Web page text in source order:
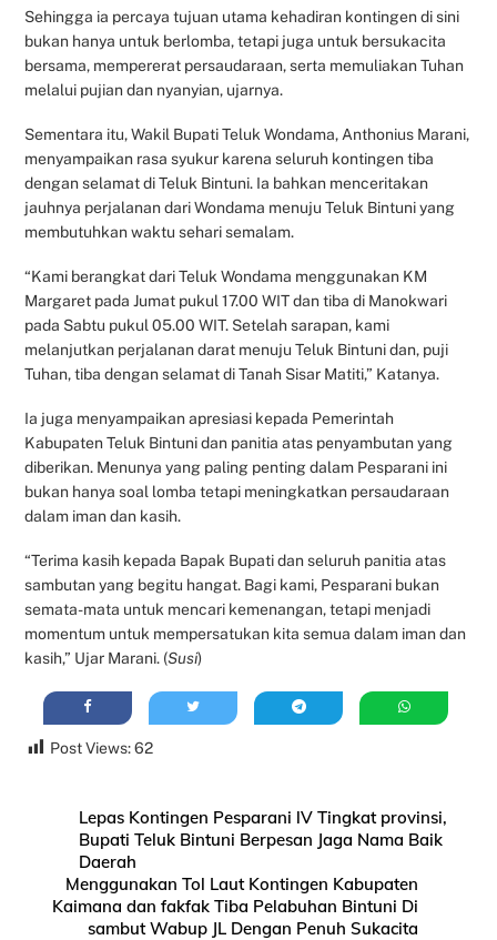
Sehingga ia percaya tujuan utama kehadiran kontingen di sini
bukan hanya untuk berlomba, tetapi juga untuk bersukacita
bersama, mempererat persaudaraan, serta memuliakan Tuhan
melalui pujian dan nyanyian, ujarnya.
Sementara itu, Wakil Bupati Teluk Wondama, Anthonius Marani,
menyampaikan rasa syukur karena seluruh kontingen tiba
dengan selamat di Teluk Bintuni. Ia bahkan menceritakan
jauhnya perjalanan dari Wondama menuju Teluk Bintuni yang
membutuhkan waktu sehari semalam.
“Kami berangkat dari Teluk Wondama menggunakan KM
Margaret pada Jumat pukul 17.00 WIT dan tiba di Manokwari
pada Sabtu pukul 05.00 WIT. Setelah sarapan, kami
melanjutkan perjalanan darat menuju Teluk Bintuni dan, puji
Tuhan, tiba dengan selamat di Tanah Sisar Matiti,” Katanya.
Ia juga menyampaikan apresiasi kepada Pemerintah
Kabupaten Teluk Bintuni dan panitia atas penyambutan yang
diberikan. Menunya yang paling penting dalam Pesparani ini
bukan hanya soal lomba tetapi meningkatkan persaudaraan
dalam iman dan kasih.
“Terima kasih kepada Bapak Bupati dan seluruh panitia atas
sambutan yang begitu hangat. Bagi kami, Pesparani bukan
semata-mata untuk mencari kemenangan, tetapi menjadi
momentum untuk mempersatukan kita semua dalam iman dan
kasih,” Ujar Marani. (Susi)
Post Views: 62
Lepas Kontingen Pesparani lV Tingkat provinsi,
Bupati Teluk Bintuni Berpesan Jaga Nama Baik
Daerah
Menggunakan Tol Laut Kontingen Kabupaten
Kaimana dan fakfak Tiba Pelabuhan Bintuni Di
sambut Wabup JL Dengan Penuh Sukacita